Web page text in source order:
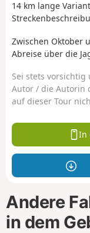
14 km lange
Zwischen Oktober
Abreise über die
Sei stets
Autor / die Autorin
auf dieser Tour
In
Andere
in dem